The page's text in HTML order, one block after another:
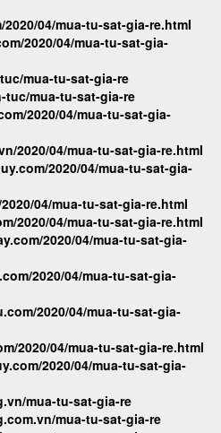
04/mua-tu-sat-gia-re.html
2020/04/mua-tu-sat-gia-
mua-tu-sat-gia-re
mua-tu-sat-gia-re
2020/04/mua-tu-sat-gia-
2020/04/mua-tu-sat-gia-re.html
2020/04/mua-tu-sat-gia-
04/mua-tu-sat-gia-re.html
2020/04/mua-tu-sat-gia-re.html
2020/04/mua-tu-sat-gia-
2020/04/mua-tu-sat-gia-
2020/04/mua-tu-sat-gia-
2020/04/mua-tu-sat-gia-re.html
2020/04/mua-tu-sat-gia-
mua-tu-sat-gia-re
mua-tu-sat-gia-re